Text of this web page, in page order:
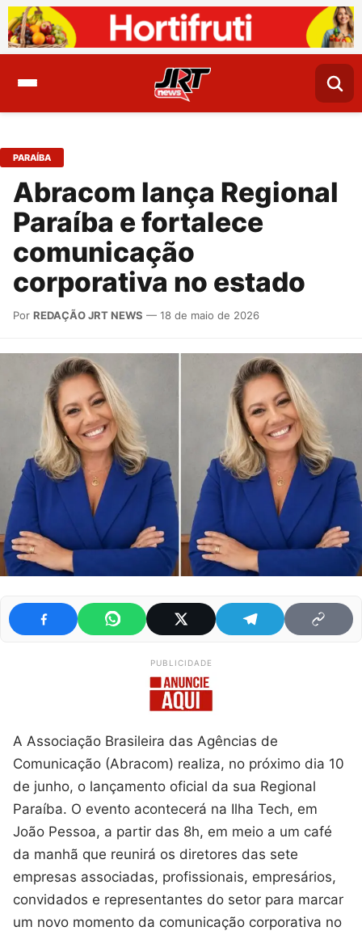
PARAÍBA
Abracom lança Regional
Paraíba e fortalece
comunicação
corporativa no estado
Por REDAÇÃO JRT NEWS — 18 de maio de 2026
PUBLICIDADE
A Associação Brasileira das Agências de
Comunicação (Abracom) realiza, no próximo dia 10
de junho, o lançamento oficial da sua Regional
Paraíba. O evento acontecerá na Ilha Tech, em
João Pessoa, a partir das 8h, em meio a um café
da manhã que reunirá os diretores das sete
empresas associadas, profissionais, empresários,
convidados e representantes do setor para marcar
um novo momento da comunicação corporativa no